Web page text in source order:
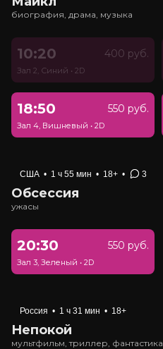
биография, драма, музыка
10:20 400 руб.
Зал 2, Синий • 2D
18:50 550 руб.
Зал 4, Вишневый • 2D
США • 1 ч 55 мин • 18+ • 3
Обсессия
ужасы
20:30 550 руб.
Зал 3, Зеленый • 2D
Россия • 1 ч 31 мин • 18+
Непокой
мультфильм, триллер, фантастика